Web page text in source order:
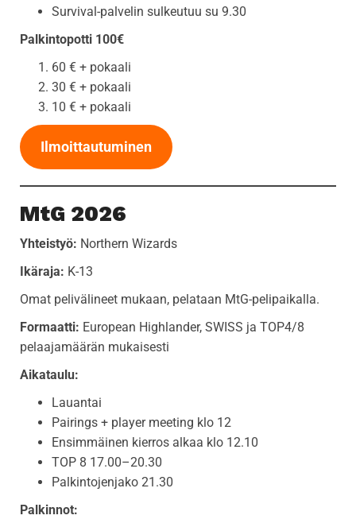
Survival-palvelin sulkeutuu su 9.30
Palkintopotti 100€
60 € + pokaali
30 € + pokaali
10 € + pokaali
Ilmoittautuminen
MtG 2026
Yhteistyö: Northern Wizards
Ikäraja: K-13
Omat pelivälineet mukaan, pelataan MtG-pelipaikalla.
Formaatti: European Highlander, SWISS ja TOP4/8
pelaajamäärän mukaisesti
Aikataulu:
Lauantai
Pairings + player meeting klo 12
Ensimmäinen kierros alkaa klo 12.10
TOP 8 17.00–20.30
Palkintojenjako 21.30
Palkinnot: